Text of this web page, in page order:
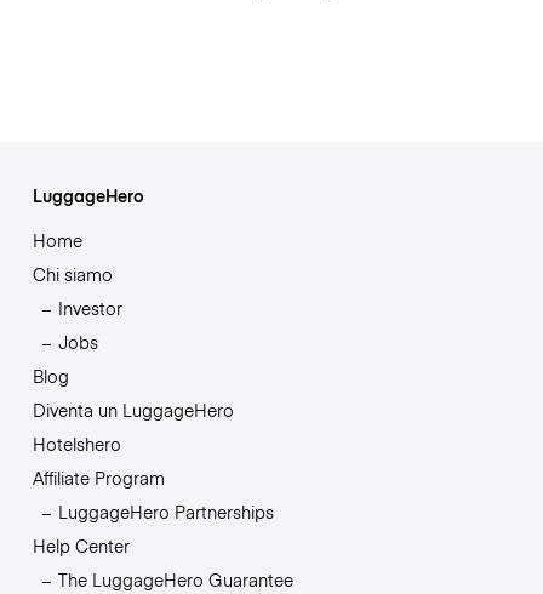
LuggageHero
Home
Chi siamo
Investor
Jobs
Blog
Diventa un LuggageHero
Hotelshero
Affiliate Program
LuggageHero Partnerships
Help Center
The LuggageHero Guarantee